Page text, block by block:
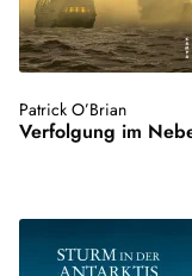
Patrick O’Brian
Verfolgung im